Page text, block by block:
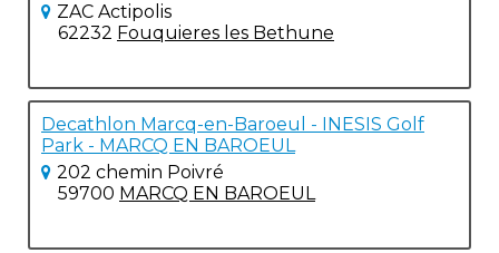
ZAC Actipolis
62232 Fouquieres les Bethune
Decathlon Marcq-en-Baroeul - INESIS Golf
Park - MARCQ EN BAROEUL
202 chemin Poivré
59700 MARCQ EN BAROEUL